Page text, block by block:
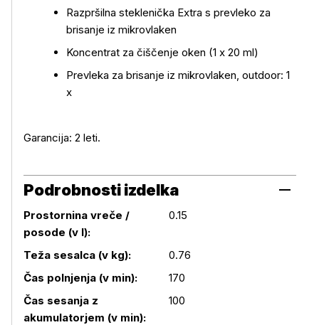
Razpršilna steklenička Extra s prevleko za
brisanje iz mikrovlaken
Koncentrat za čiščenje oken (1 x 20 ml)
Prevleka za brisanje iz mikrovlaken, outdoor: 1
x
Garancija: 2 leti.
Podrobnosti izdelka
Podrobnosti izdelka
Prostornina vreče /
posode (v l):
0.15
Teža sesalca (v kg):
0.76
Čas polnjenja (v min):
170
Čas sesanja z
akumulatorjem (v min):
100